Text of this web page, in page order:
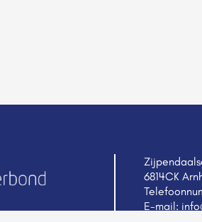
6814CK
E-mail: